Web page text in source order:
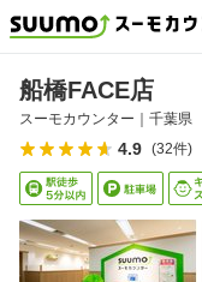
船橋FACE店
スーモカウンター｜ 千葉県
4.9 (32件)